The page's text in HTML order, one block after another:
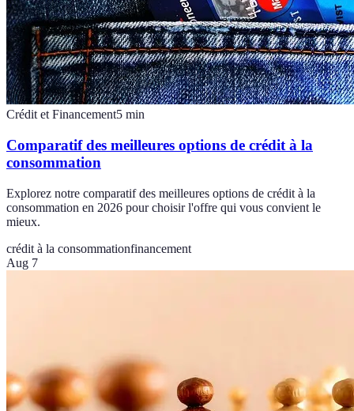
Crédit et Financement5 min
Comparatif des meilleures options de crédit à la
consommation
Explorez notre comparatif des meilleures options de crédit à la
consommation en 2026 pour choisir l'offre qui vous convient le
mieux.
crédit à la consommationfinancement
Aug 7